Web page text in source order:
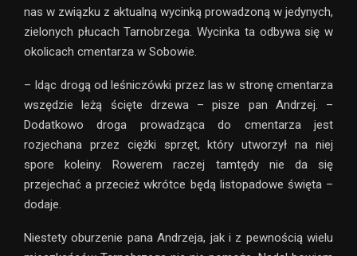
nas w związku z aktualną wycinką prowadzoną w jedynych,
zielonych płucach Tarnobrzega. Wycinka ta odbywa się w
okolicach cmentarza w Sobowie.
– Idąc drogą od leśniczówki przez las w stronę cmentarza
wszędzie leżą ścięte drzewa – pisze pan Andrzej. –
Dodatkowo droga prowadząca do cmentarza jest
rozjechana przez ciężki sprzęt, który utworzył na niej
spore koleiny. Rowerem raczej tamtędy nie da się
przejechać a przecież wkrótce będą listopadowe święta –
dodaje.
Niestety oburzenie pana Andrzeja, jak i z pewnością wielu